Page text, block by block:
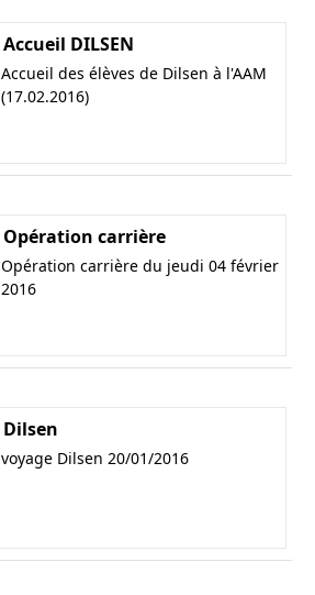
Accueil DILSEN
Accueil des élèves de Dilsen à l'AAM
(17.02.2016)
Opération carrière
Opération carrière du jeudi 04 février
2016
Dilsen
voyage Dilsen 20/01/2016